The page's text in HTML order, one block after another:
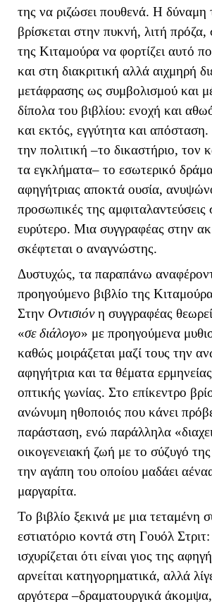
της να ριζώσει πουθενά. Η δύναμη
βρίσκεται στην πυκνή, λιτή πρόζα,
της Κιταμούρα να φορτίζει αυτό
και στη διακριτική αλλά αιχμηρή
μετάφρασης ως συμβολισμού και
δίπολα του βιβλίου: ενοχή και
και εκτός, εγγύτητα και
την πολιτική –το δικαστήριο, τον
τα εγκλήματα– το εσωτερικό
αφηγήτριας αποκτά ουσία,
προσωπικές της αμφιταλαντεύσεις
ευρύτερο. Μια συγγραφέας στην
σκέφτεται ο αναγνώστης.
Δυστυχώς, τα παραπάνω
προηγούμενο βιβλίο της
Στην Οντισιόνη συγγραφέας θεωρεί
«σε διάλογο» με προηγούμενα
καθώς μοιράζεται μαζί τους την
αφηγήτρια και τα θέματα
οπτικής γωνίας. Στο επίκεντρο
ανώνυμη ηθοποιός που κάνει
παράσταση, ενώ παράλληλα
οικογενειακή ζωή με το σύζυγό
την αγάπη του οποίου μαδάει
μαργαρίτα.
Το βιβλίο ξεκινά με μια τεταμένη
εστιατόριο κοντά στη Γουόλ
ισχυρίζεται ότι είναι γιος της
αρνείται κατηγορηματικά, αλλά
αργότερα –δραματουργικά